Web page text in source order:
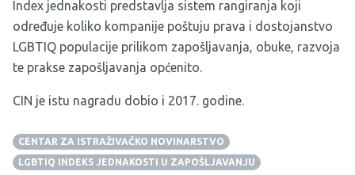
Index jednakosti predstavlja sistem rangiranja koji
određuje koliko kompanije poštuju prava i dostojanstvo
LGBTIQ populacije prilikom zapošljavanja, obuke, razvoja
te prakse zapošljavanja općenito.
CIN je istu nagradu dobio i 2017. godine.
CENTAR ZA ISTRAŽIVAČKO NOVINARSTVO
LGBTIQ INDEKS JEDNAKOSTI U ZAPOŠLJAVANJU